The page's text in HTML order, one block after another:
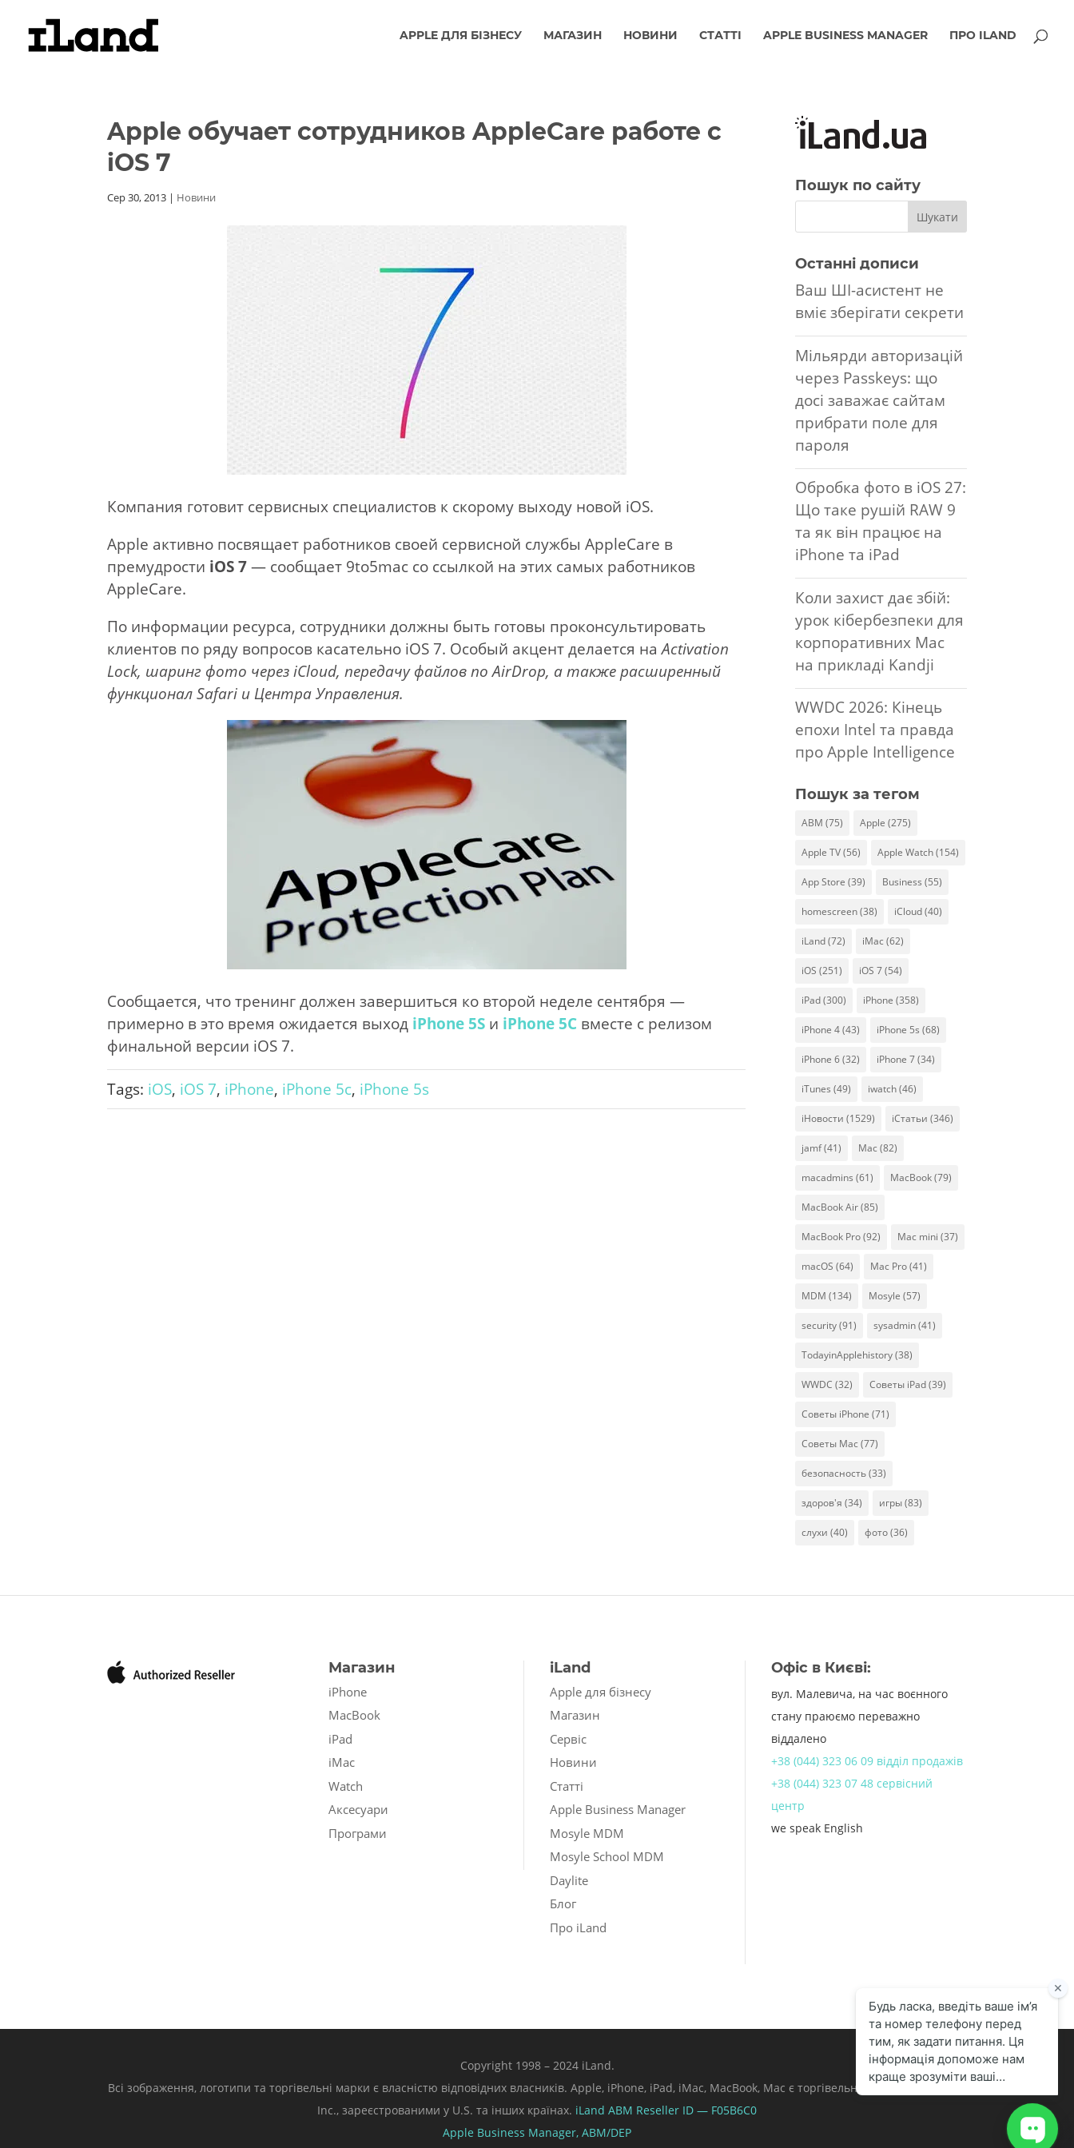
APPLE ДЛЯ БІЗНЕСУ МАГАЗИН НОВИНИ СТАТТІ APPLE BUSINESS MANAGER ПРО ILAND
Apple обучает сотрудников AppleCare работе с
iOS 7
Сер 30, 2013 | Новини
Компания готовит сервисных специалистов к скорому выходу новой iOS.
Apple активно посвящает работников своей сервисной службы AppleCare в
премудрости iOS 7— сообщает 9to5mac со ссылкой на этих самых работников
AppleCare.
По информации ресурса, сотрудники должны быть готовы проконсультировать
клиентов по ряду вопросов касательно iOS 7. Особый акцент делается наActivation
Lock, шаринг фото через iCloud, передачу файлов по AirDrop, а также расширенный
функционал Safari и Центра Управления.
Сообщается, что тренинг должен завершиться ко второй неделе сентября —
примерно в это время ожидается выход iPhone 5S и iPhone 5C вместе с релизом
финальной версии iOS 7.
Tags: iOS, iOS 7, iPhone, iPhone 5c, iPhone 5s
Пошук по сайту
Останні дописи
Ваш ШІ-асистент не
вміє зберігати секрети
Мільярди авторизацій
через Passkeys: що
досі заважає сайтам
прибрати поле для
пароля
Обробка фото в iOS 27:
Що таке рушій RAW 9
та як він працює на
iPhone та iPad
Коли захист дає збій:
урок кібербезпеки для
корпоративних Mac
на прикладі Kandji
WWDC 2026: Кінець
епохи Intel та правда
про Apple Intelligence
Пошук за тегом
ABM (75) Apple (275)
Apple TV(56) Apple Watch(154)
App Store (39) Business (55)
homescreen(38) iCloud(40)
iLand(72) iMac (62)
iOS (251) iOS 7(54)
iPad(300) iPhone (358)
iPhone 4(43) iPhone 5s (68)
iPhone 6(32) iPhone 7(34)
iTunes (49) iwatch(46)
iНовости (1529) iСтатьи (346)
jamf(41) Mac (82)
macadmins (61) MacBook(79)
MacBook Air(85)
MacBook Pro(92) Mac mini (37)
macOS (64) Mac Pro(41)
MDM (134) Mosyle (57)
security(91) sysadmin(41)
TodayinApplehistory(38)
WWDC (32) Советы iPad(39)
Советы iPhone (71)
Советы Mac (77)
безопасность(33)
здоров'я (34) игры(83)
слухи (40) фото(36)
Магазин
iPhone
MacBook
iPad
iMac
Watch
Аксесуари
Програми
iLand
Apple для бізнесу
Магазин
Сервіс
Новини
Статті
Apple Business Manager
Mosyle MDM
Mosyle School MDM
Daylite
Блог
Про iLand
Офіс в Києві:
вул. Малевича, на час воєнного
стану праюємо переважно
віддалено
+38 (044) 323 06 09 відділ продажів
+38 (044) 323 07 48 сервісний
центр
we speak English
Copyright 1998 – 2024 iLand.
Всі зображення, логотипи та торгівельні марки є власністю відповідних власників. Apple, iPhone, iPad, iMac, MacBook, Mac є торгівельними марками Apple
Inc., зареєстрованими у U.S. та інших країнах. iLand ABM Reseller ID — F05B6C0
Apple Business Manager, ABM/DEP